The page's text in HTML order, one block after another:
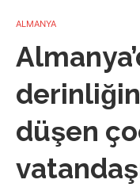
ALMANYA
düşen